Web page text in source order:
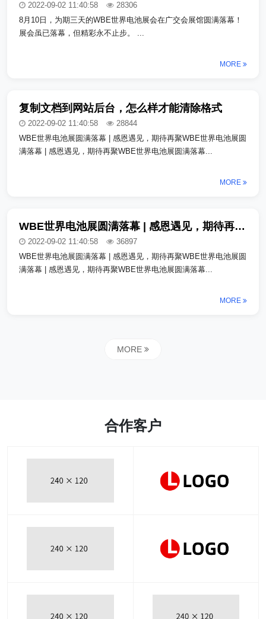
2022-09-02 11:40:58
28306
8月10日，为期三天的WBE世界电池展会在广交会展馆圆满落幕！
展会虽已落幕，但精彩永不止步。 ...
MORE
复制文档到网站后台，怎么样才能清除格式
2022-09-02 11:40:58
28844
WBE世界电池展圆满落幕 | 感恩遇见，期待再聚WBE世界电池展圆
满落幕 | 感恩遇见，期待再聚WBE世界电池展圆满落幕...
MORE
WBE世界电池展圆满落幕 | 感恩遇见，期待再聚_copy_copy
2022-09-02 11:40:58
36897
WBE世界电池展圆满落幕 | 感恩遇见，期待再聚WBE世界电池展圆
满落幕 | 感恩遇见，期待再聚WBE世界电池展圆满落幕...
MORE
MORE
合作客户